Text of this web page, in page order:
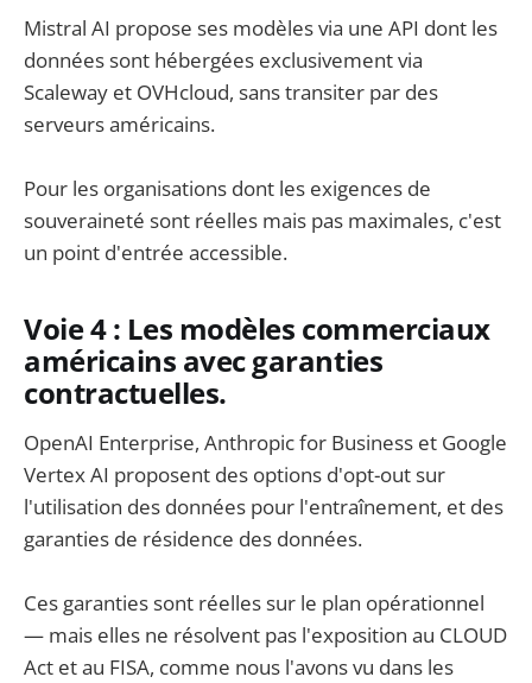
Mistral AI propose ses modèles via une API dont les
données sont hébergées exclusivement via
Scaleway et OVHcloud, sans transiter par des
serveurs américains.
Pour les organisations dont les exigences de
souveraineté sont réelles mais pas maximales, c'est
un point d'entrée accessible.
Voie 4 : Les modèles commerciaux
américains avec garanties
contractuelles.
OpenAI Enterprise, Anthropic for Business et Google
Vertex AI proposent des options d'opt-out sur
l'utilisation des données pour l'entraînement, et des
garanties de résidence des données.
Ces garanties sont réelles sur le plan opérationnel
— mais elles ne résolvent pas l'exposition au CLOUD
Act et au FISA, comme nous l'avons vu dans les